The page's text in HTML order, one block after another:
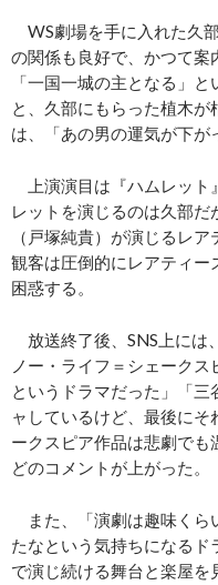
WS劇場を手に入れた久
の関係も良好で、かつて案
「一国一城の主となる」
と、久部にもらった植木
は、「あの男の運気が下が
上演演目は『ハムレット
レットを演じるのは久部
（戸塚純貴）が演じるレ
観客は圧倒的にレアティー
困惑する。
放送終了後、SNS上には
ノー・ライフ＝シェークス
というドラマだった」「
ャしているけど、最後にそ
ークスピア作品は悲劇で
どのコメントが上がった。
また、「演劇は趣味くら
たなという気持ちになる
で演じ続ける舞台と楽屋